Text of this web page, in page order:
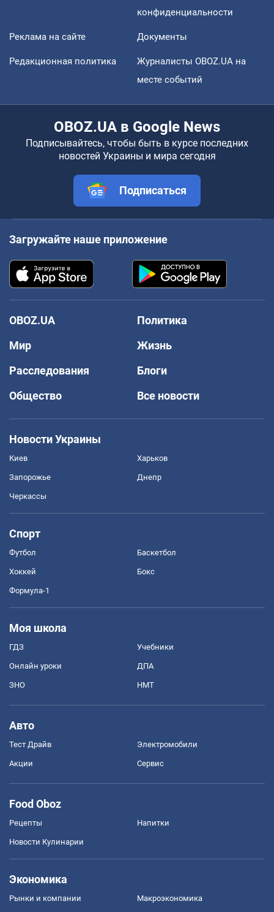
конфиденциальности
Реклама на сайте Документы
Редакционная политика
Журналисты OBOZ.UA на
месте событий
OBOZ.UA в Google News
Подписывайтесь, чтобы быть в курсе последних
новостей Украины и мира сегодня
Подписаться
Загружайте наше приложение
OBOZ.UA
Политика
Мир
Жизнь
Расследования
Блоги
Общество
Все новости
Новости Украины
Киев Харьков
Запорожье Днепр
Черкассы
Спорт
Футбол Баскетбол
Хоккей Бокс
Формула-1
Моя школа
ГДЗ Учебники
Онлайн уроки ДПА
ЗНО НМТ
Авто
Тест Драйв Электромобили
Акции Сервис
Food Oboz
Рецепты Напитки
Новости Кулинарии
Экономика
Рынки и компании Mакроэкономика